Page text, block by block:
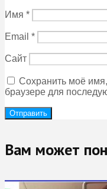
Имя *
Email *
Сайт
Сохранить моё
браузере для
Вам может